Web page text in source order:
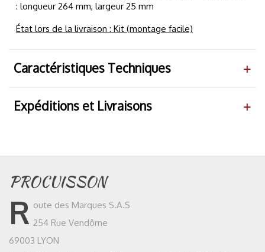
: longueur 264 mm, largeur 25 mm
État lors de la livraison : Kit (montage facile)
Caractéristiques Techniques
Expéditions et Livraisons
PROCUISSON
R oute des Marques S.A.S
254 Rue Vendôme
69003 LYON